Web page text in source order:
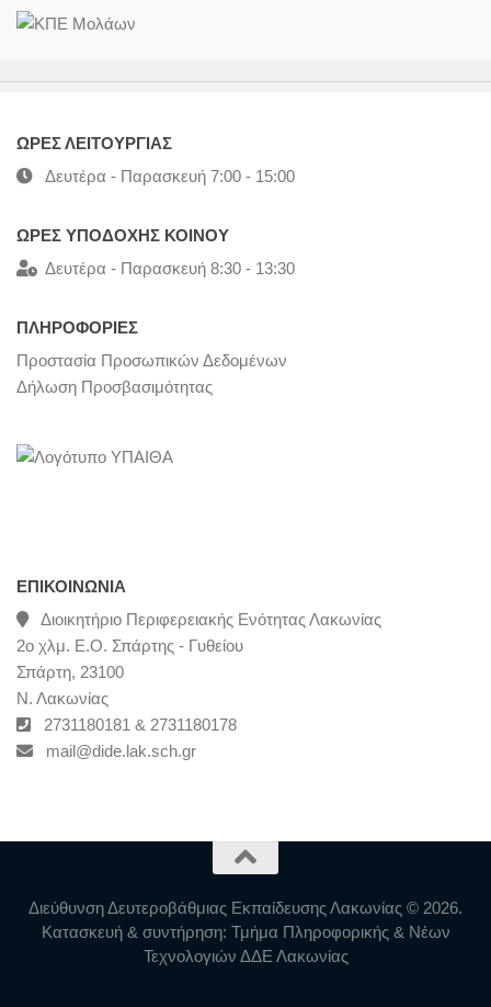
ΩΡΕΣ ΛΕΙΤΟΥΡΓΙΑΣ
Δευτέρα - Παρασκευή 7:00 - 15:00
ΩΡΕΣ ΥΠΟΔΟΧΗΣ ΚΟΙΝΟΥ
Δευτέρα - Παρασκευή 8:30 - 13:30
ΠΛΗΡΟΦΟΡΙΕΣ
Προστασία Προσωπικών Δεδομένων
Δήλωση Προσβασιμότητας
ΕΠΙΚΟΙΝΩΝΊΑ
Διοικητήριο Περιφερειακής Ενότητας Λακωνίας
2ο χλμ. Ε.Ο. Σπάρτης - Γυθείου
Σπάρτη, 23100
Ν. Λακωνίας
2731180181 & 2731180178
mail@dide.lak.sch.gr
Διεύθυνση Δευτεροβάθμιας Εκπαίδευσης Λακωνίας © 2026.
Κατασκευή & συντήρηση: Τμήμα Πληροφορικής & Νέων
Τεχνολογιών ΔΔΕ Λακωνίας